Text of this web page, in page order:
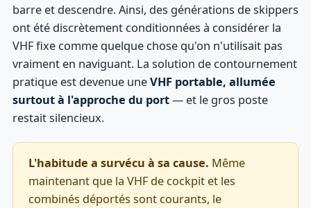
barre et descendre. Ainsi, des générations de skippers
ont été discrètement conditionnées à considérer la
VHF fixe comme quelque chose qu'on n'utilisait pas
vraiment en naviguant. La solution de contournement
pratique est devenue uneVHF portable, allumée
surtout à l'approche du port— et le gros poste
restait silencieux.
L'habitude a survécu à sa cause. Même
maintenant que la VHF de cockpit et les
combinés déportés sont courants, le